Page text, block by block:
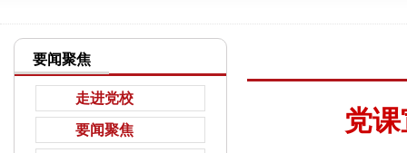
要闻聚焦
走进党校
要闻聚焦 党